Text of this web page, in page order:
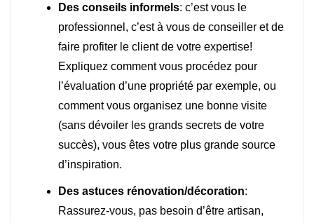
Des conseils informels: c’est vous le
professionnel, c’est à vous de conseiller et de
faire profiter le client de votre expertise!
Expliquez comment vous procédez pour
l’évaluation d’une propriété par exemple, ou
comment vous organisez une bonne visite
(sans dévoiler les grands secrets de votre
succès), vous êtes votre plus grande source
d’inspiration.
Des astuces rénovation/décoration:
Rassurez-vous, pas besoin d’être artisan,